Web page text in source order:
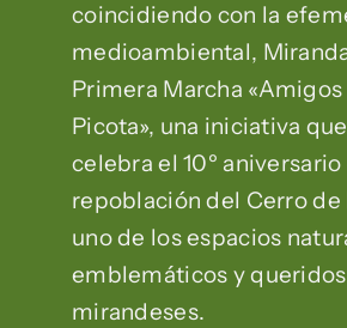
coincidiendo con la
medioambiental,
Primera Marcha «Amigos
Picota», una iniciativa
celebra el 10º aniversario
repoblación del Cerro de
uno de los espacios
emblemáticos y
mirandeses.